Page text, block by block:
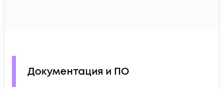
Документация и ПО